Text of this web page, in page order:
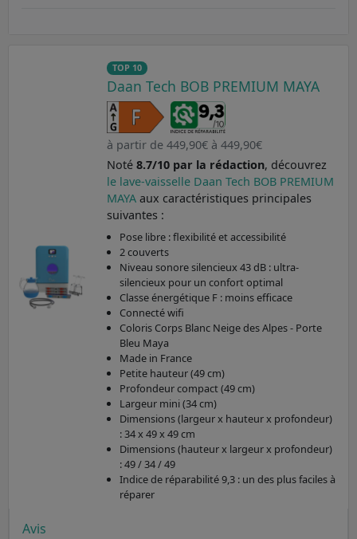
TOP 10
Daan Tech BOB PREMIUM MAYA
à partir de 449,90€ à 449,90€
Noté 8.7/10 par la rédaction, découvrez
le lave-vaisselle Daan Tech BOB PREMIUM
MAYA aux caractéristiques principales
suivantes :
Pose libre : flexibilité et accessibilité
2 couverts
Niveau sonore silencieux 43 dB : ultra-
silencieux pour un confort optimal
Classe énergétique F : moins efficace
Connecté wifi
Coloris Corps Blanc Neige des Alpes - Porte
Bleu Maya
Made in France
Petite hauteur (49 cm)
Profondeur compact (49 cm)
Largeur mini (34 cm)
Dimensions (largeur x hauteur x profondeur)
: 34 x 49 x 49 cm
Dimensions (hauteur x largeur x profondeur)
: 49 / 34 / 49
Indice de réparabilité 9,3 : un des plus faciles à
réparer
Avis